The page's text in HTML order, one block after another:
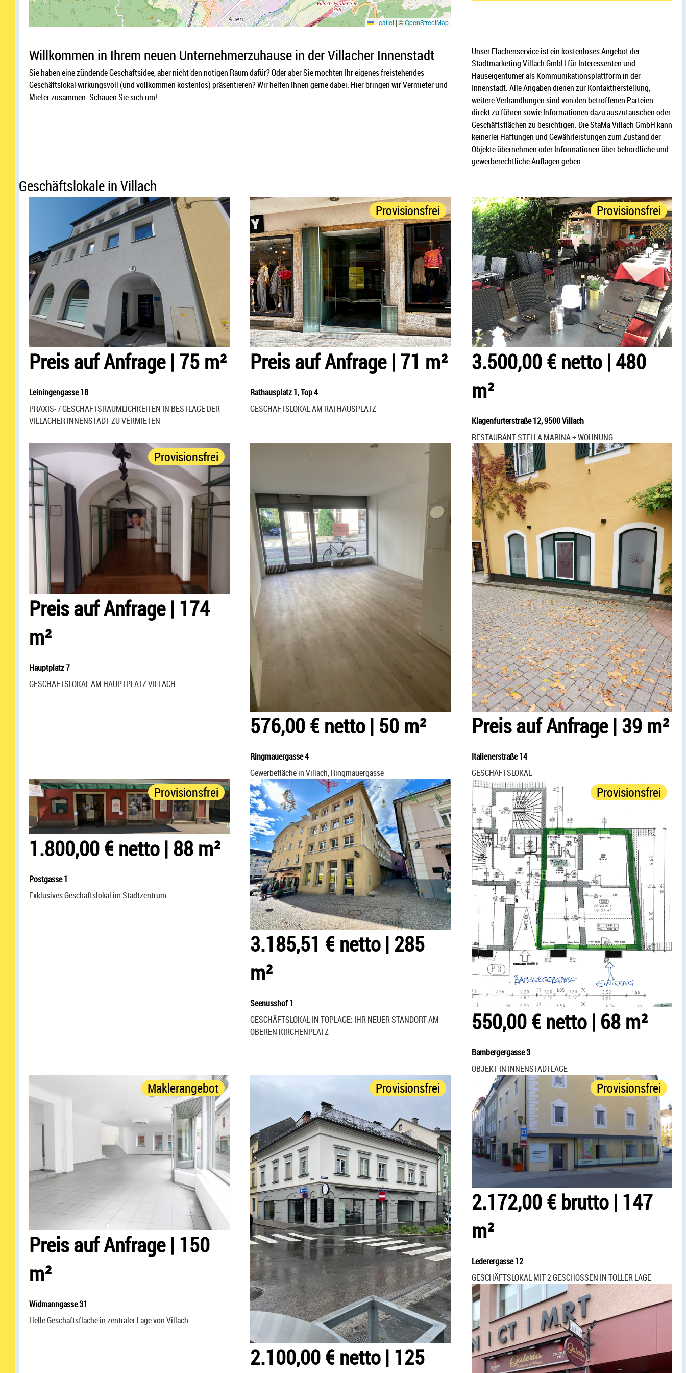
Leaflet | ©OpenStreetMap
Willkommen in Ihrem neuen Unternehmerzuhause in der Villacher Innenstadt
Sie haben eine zündende Geschäftsidee, aber nicht den nötigen Raum dafür? Oder aber Sie möchten Ihr eigenes freistehendes
Geschäftslokal wirkungsvoll (und vollkommen kostenlos) präsentieren? Wir helfen Ihnen gerne dabei. Hier bringen wir Vermieter und
Mieter zusammen. Schauen Sie sich um!
Unser Flächenservice ist ein kostenloses Angebot der
Stadtmarketing Villach GmbH für Interessenten und
Hauseigentümer als Kommunikationsplattform in der
Innenstadt. Alle Angaben dienen zur Kontaktherstellung,
weitere Verhandlungen sind von den betroffenen Parteien
direkt zu führen sowie Informationen dazu auszutauschen oder
Geschäftsflächen zu besichtigen. Die StaMa Villach GmbH kann
keinerlei Haftungen und Gewährleistungen zum Zustand der
Objekte übernehmen oder Informationen über behördliche und
gewerberechtliche Auflagen geben.
Geschäftslokale in Villach
Preis auf Anfrage | 75 m²
Leiningengasse 18
PRAXIS- / GESCHÄFTSRÄUMLICHKEITEN IN BESTLAGE DER
VILLACHER INNENSTADT ZU VERMIETEN
Provisionsfrei
Preis auf Anfrage | 71 m²
Rathausplatz 1, Top 4
GESCHÄFTSLOKAL AM RATHAUSPLATZ
Provisionsfrei
3.500,00 € netto | 480
m²
Klagenfurterstraße 12, 9500 Villach
RESTAURANT STELLA MARINA + WOHNUNG
Provisionsfrei
Preis auf Anfrage | 174
m²
Hauptplatz 7
GESCHÄFTSLOKAL AM HAUPTPLATZ VILLACH
576,00 € netto | 50 m²
Ringmauergasse 4
Gewerbefläche in Villach, Ringmauergasse
Preis auf Anfrage | 39 m²
Italienerstraße 14
GESCHÄFTSLOKAL
Provisionsfrei
1.800,00 € netto | 88 m²
Postgasse 1
Exklusives Geschäftslokal im Stadtzentrum
3.185,51 € netto | 285
m²
Seenusshof 1
GESCHÄFTSLOKAL IN TOPLAGE: IHR NEUER STANDORT AM
OBEREN KIRCHENPLATZ
Provisionsfrei
550,00 € netto | 68 m²
Bambergergasse 3
OBJEKT IN INNENSTADTLAGE
Maklerangebot
Preis auf Anfrage | 150
m²
Widmanngasse 31
Helle Geschäftsfläche in zentraler Lage von Villach
Provisionsfrei
2.100,00 € netto | 125
Provisionsfrei
2.172,00 € brutto | 147
m²
Lederergasse 12
GESCHÄFTSLOKAL MIT 2 GESCHOSSEN IN TOLLER LAGE